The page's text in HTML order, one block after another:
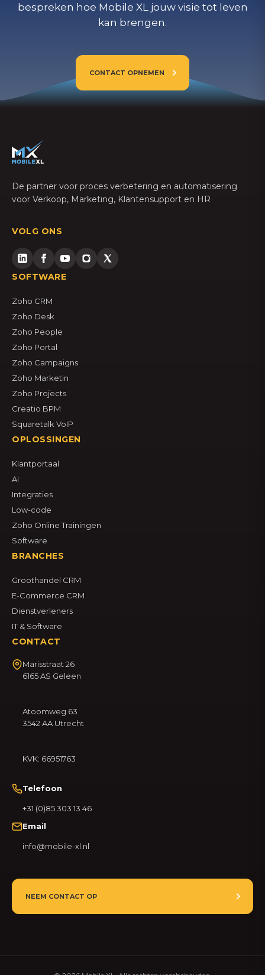
bespreken hoe Mobile XL jouw visie tot leven
kan brengen.
CONTACT OPNEMEN
De partner voor proces verbetering en automatisering
voor Verkoop, Marketing, Klantensupport en HR
VOLG ONS
SOFTWARE
Zoho CRM
Zoho Desk
Zoho People
Zoho Portal
Zoho Campaigns
Zoho Marketin
Zoho Projects
Creatio BPM
Squaretalk VoIP
OPLOSSINGEN
Klantportaal
AI
Integraties
Low-code
Zoho Online Trainingen
Software
BRANCHES
Groothandel CRM
E-Commerce CRM
Dienstverleners
IT & Software
CONTACT
Marisstraat 26
6165 AS Geleen
Atoomweg 63
3542 AA Utrecht
KVK: 66951763
Telefoon
+31 (0)85 303 13 46
Email
info@mobile-xl.nl
NEEM CONTACT OP